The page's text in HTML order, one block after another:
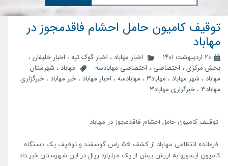
توقیف کامیون حامل احشام فاقدمجوز در
مهاباد
۲۰ اردیبهشت ۱۴۰۱ اخبار مهاباد ، اخبار گوک تپه ، اخبار خلیفان ،
بخش مرکزی ، اختصاصی ، اختصاصی مهابادسه مهاباد ، شهرستان
مهاباد ، شهر مهاباد ، مهاباد3 ، مهابادسه ، اخبار مهاباد ، خبر مهاباد ، خبرگزاری
مهاباد3
، خبرگزاری مهاباد۳
توقیف کامیون حامل احشام فاقدمجوز در مهاباد
فرمانده انتظامی مهاباد از کشف ۵۵ راس گوسفند و توقیف یک دستگاه
کامیون ایسوزو به ارزش بیش از یک میلیارد ریال در این شهرستان خبر داد.